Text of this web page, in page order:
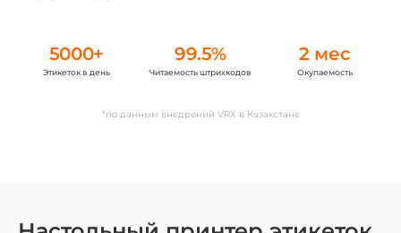
5000+
Этикеток в день
99.5%
Читаемость штрихкодов
2 мес
Окупаемость
*по данным внедрений VRX в Казахстане